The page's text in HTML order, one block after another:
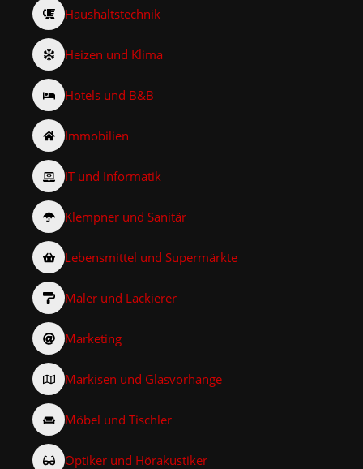
Haushaltstechnik
Heizen und Klima
Hotels und B&B
Immobilien
IT und Informatik
Klempner und Sanitär
Lebensmittel und Supermärkte
Maler und Lackierer
Marketing
Markisen und Glasvorhänge
Möbel und Tischler
Optiker und Hörakustiker